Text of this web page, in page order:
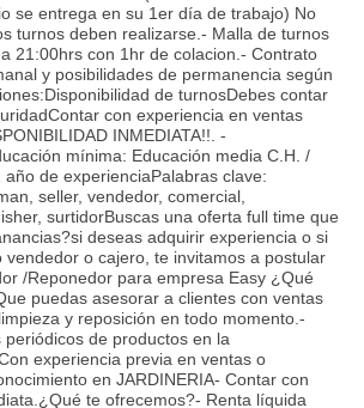
se entrega en su 1er día de trabajo) No
turnos deben realizarse.- Malla de turnos
21:00hrs con 1hr de colacion.- Contrato
y posibilidades de permanencia según
de turnosDebes contar
con experiencia en ventas
INMEDIATA!!. -
mínima: Educación media C.H. /
de experienciaPalabras clave:
seller, vendedor, comercial,
surtidorBuscas una oferta full time que
deseas adquirir experiencia o si
vendedor o cajero, te invitamos a postular
/Reponedor para empresa Easy ¿Qué
puedas asesorar a clientes con ventas
y reposición en todo momento.-
periódicos de productos en la
experiencia previa en ventas o
en JARDINERIA- Contar con
te ofrecemos?- Renta líquida